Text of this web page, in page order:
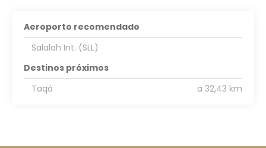
Aeroporto recomendado
Salalah Int. (SLL)
Destinos próximos
Taqá
a 32,43 km